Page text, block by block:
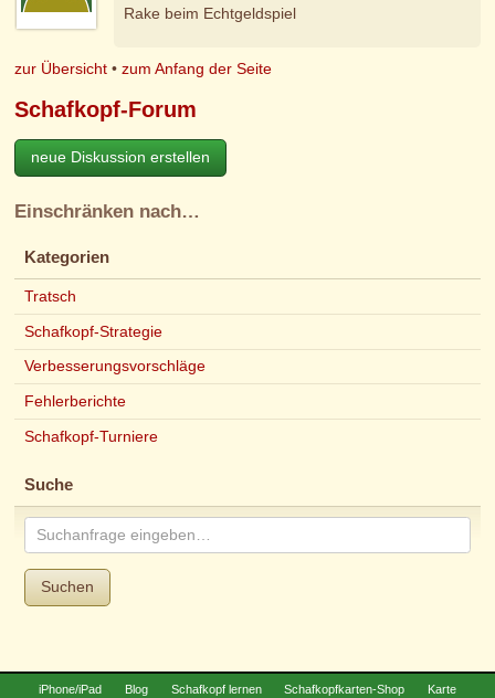
Rake beim Echtgeldspiel
zur Übersicht •zum Anfang der Seite
Schafkopf-Forum
neue Diskussion erstellen
Einschränken nach…
Kategorien
Tratsch
Schafkopf-Strategie
Verbesserungsvorschläge
Fehlerberichte
Schafkopf-Turniere
Suche
Suchen
iPhone/iPad Blog Schafkopf lernen Schafkopfkarten-Shop Karte